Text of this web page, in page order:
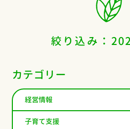
絞り込み：
カテゴリー
経営情報
子育て支援